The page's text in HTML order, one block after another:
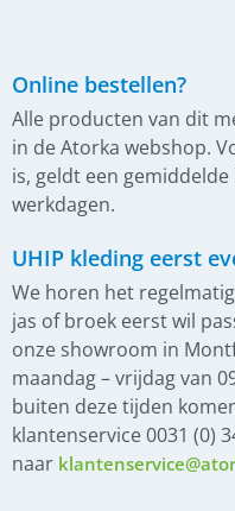
Online bestellen?
Alle producten van dit
in de Atorka webshop.
is, geldt een
werkdagen.
UHIP kleding eerst
We horen het
jas of broek eerst wil
onze showroom in
maandag – vrijdag van
buiten deze tijden
klantenservice 0031 (0)
naar